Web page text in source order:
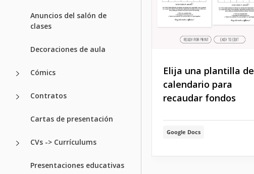
Anuncios del salón de
clases
Decoraciones de aula
Cómics
Contratos
Cartas de presentación
CVs -> Currículums
Presentaciones educativas
Elija una plantilla de
calendario para
recaudar fondos
Google Docs